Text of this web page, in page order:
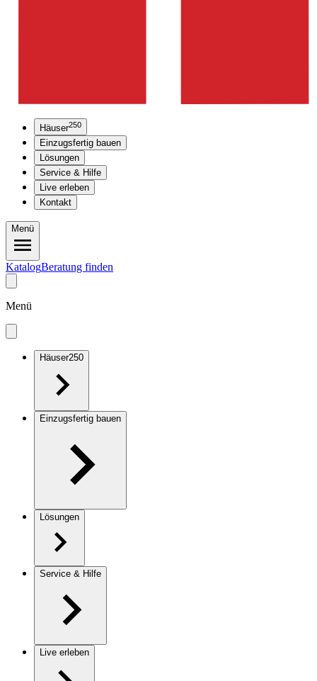
Häuser250
Einzugsfertig bauen
Lösungen
Service & Hilfe
Live erleben
Kontakt
Menü
KatalogBeratung finden
Menü
Häuser250
Einzugsfertig bauen
Lösungen
Service & Hilfe
Live erleben